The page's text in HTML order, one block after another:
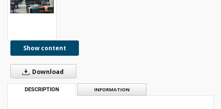
Show content
Download
DESCRIPTION INFORMATION